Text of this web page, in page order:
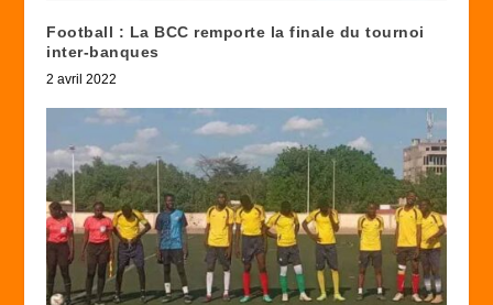
Football : La BCC remporte la finale du tournoi
inter-banques
2 avril 2022